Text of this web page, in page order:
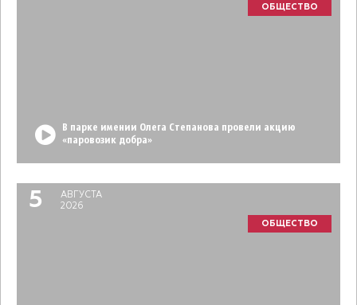
ОБЩЕСТВО
В парке имении Олега Степанова провели акцию
«паровозик добра»
5
АВГУСТА
2026
ОБЩЕСТВО